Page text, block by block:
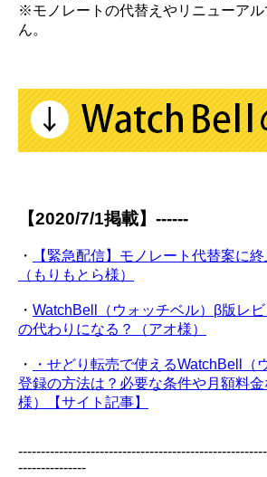
※モノレートの代替えやリニューア
ん。
【2020/7/1掲載】------
・
【緊急配信】モノレート代替案に
（もりもとら様）
・ WatchBell（ウォッチベル）β版レ
の代わりになる？（アオ様）
・
・せどり転売で使えるWatchBell（
登録の方法は？必要な条件や月額料
様）【サイト記事】
---------------